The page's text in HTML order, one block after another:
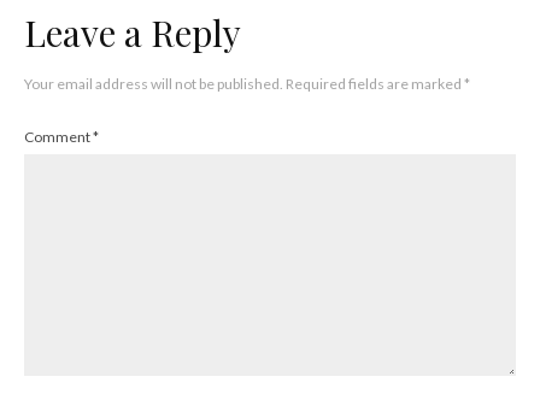
Leave a Reply
Your email address will not be published. Required fields are marked *
Comment*